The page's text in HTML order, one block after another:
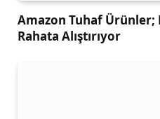
Amazon Tuhaf Ürünler;
Rahata Alıştırıyor